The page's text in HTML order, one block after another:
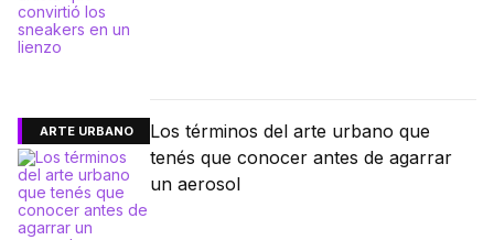
ARTE URBANO
Los términos del arte urbano que
tenés que conocer antes de agarrar
un aerosol